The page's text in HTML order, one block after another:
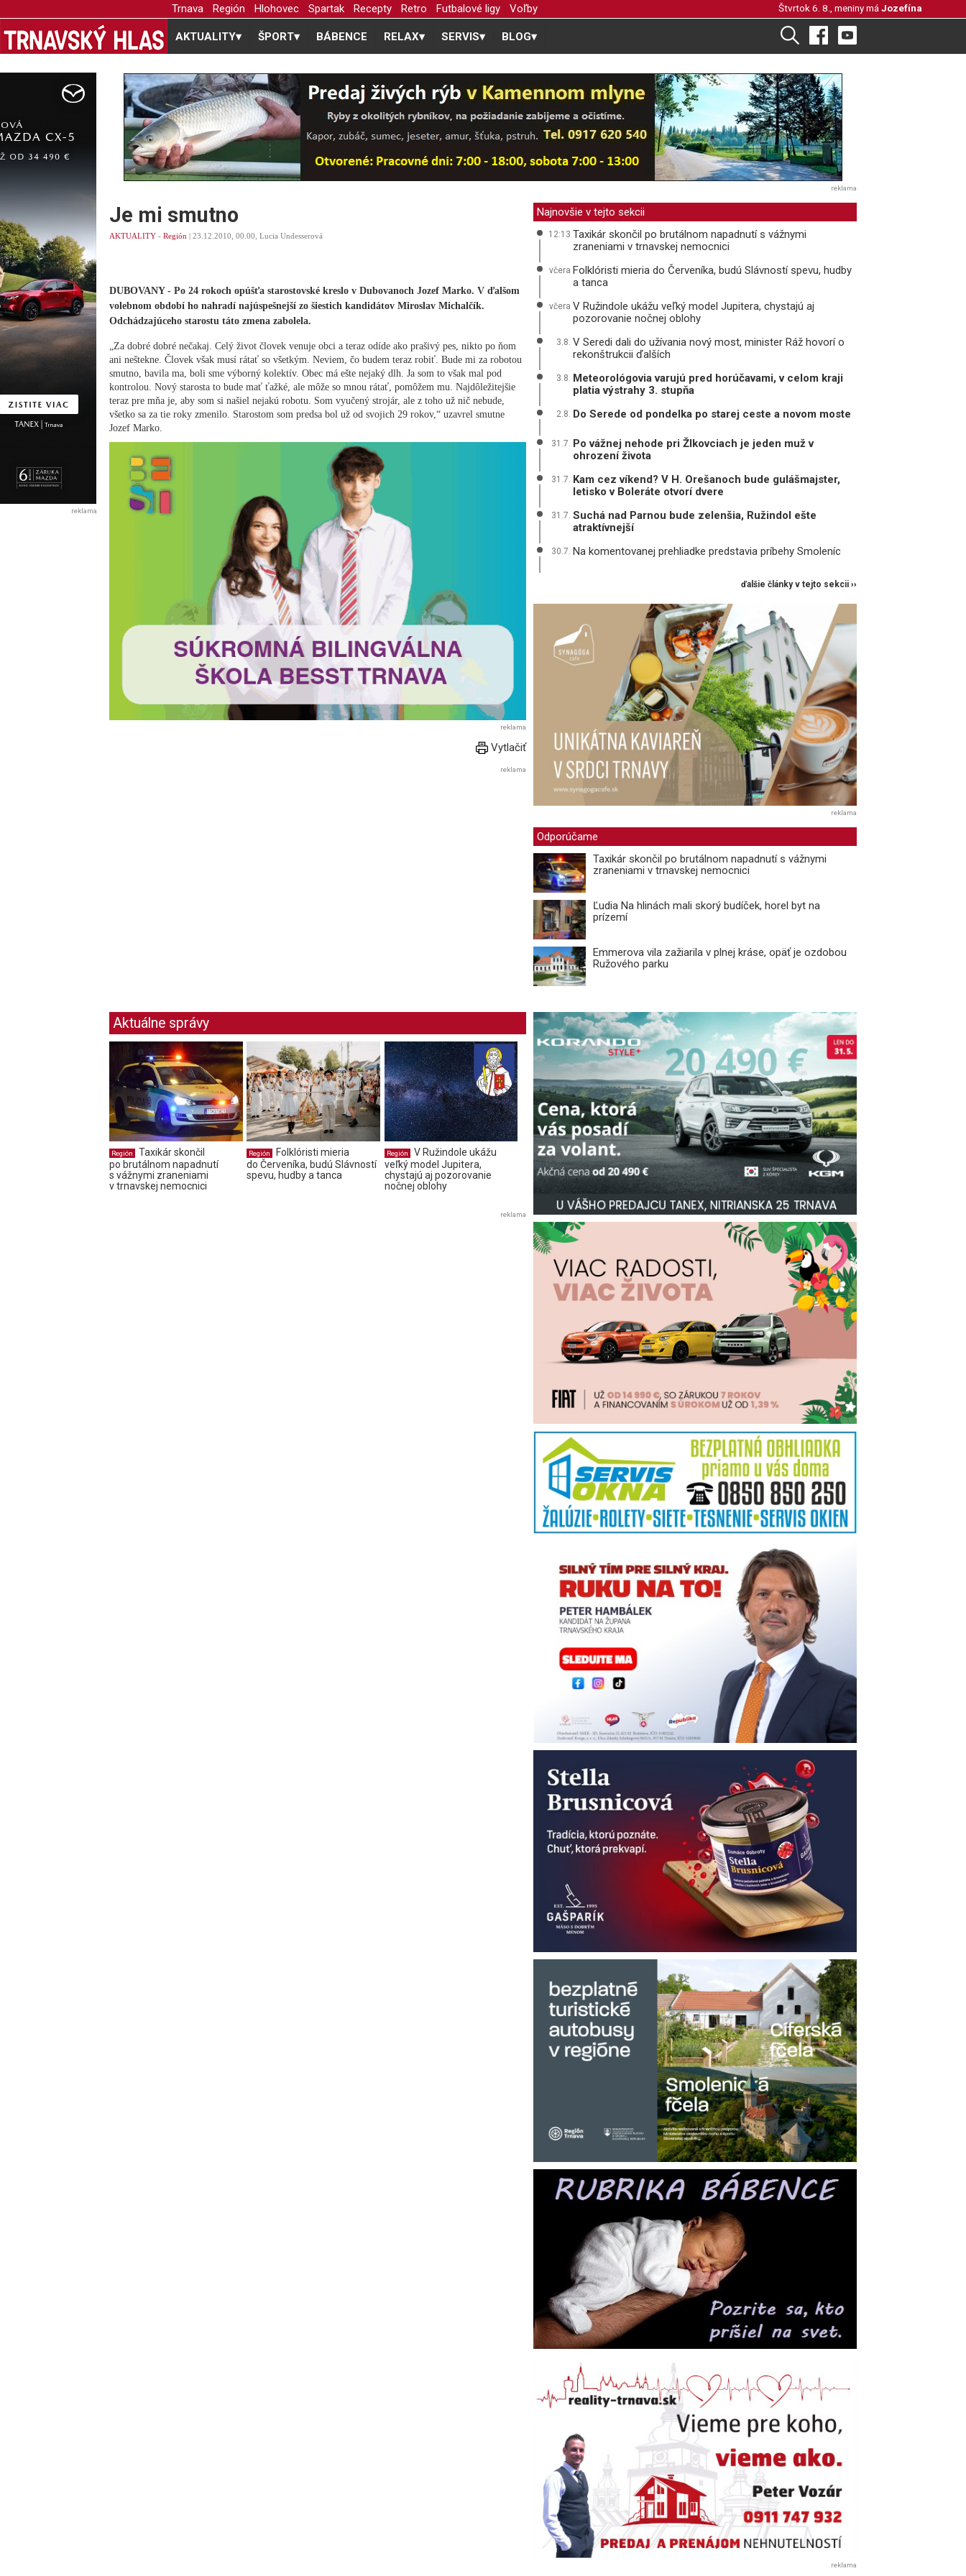
Trnava Región Hlohovec Spartak Recepty Retro Futbalové ligy Voľby Štvrtok 6. 8., meniny má Jozefína
AKTUALITY▾ ŠPORT▾ BÁBENCE RELAX▾ SERVIS▾ BLOG▾
reklama
Je mi smutno
AKTUALITY - Región | 23.12.2010, 00.00, Lucia Undesserová
DUBOVANY - Po 24 rokoch opúšťa starostovské kreslo v Dubovanoch Jozef Marko. V ďalšom
volebnom období ho nahradí najúspešnejší zo šiestich kandidátov Miroslav Michalčík.
Odchádzajúceho starostu táto zmena zabolela.
„Za dobré dobré nečakaj. Celý život človek venuje obci a teraz odíde ako prašivý pes, nikto po ňom
ani neštekne. Človek však musí rátať so všetkým. Neviem, čo budem teraz robiť. Bude mi za robotou
smutno, bavila ma, boli sme výborný kolektív. Obec má ešte nejaký dlh. Ja som to však mal pod
kontrolou. Nový starosta to bude mať ťažké, ale môže so mnou rátať, pomôžem mu. Najdôležitejšie
teraz pre mňa je, aby som si našiel nejakú robotu. Som vyučený strojár, ale z toho už nič nebude,
všetko sa za tie roky zmenilo. Starostom som predsa bol už od svojich 29 rokov,“ uzavrel smutne
Jozef Marko.
reklama
Vytlačiť
reklama
Aktuálne správy
Región
Taxikár skončil
po brutálnom napadnutí
s vážnymi zraneniami
v trnavskej nemocnici
Región
Folklóristi mieria
do Červeníka, budú Slávností
spevu, hudby a tanca
Región
V Ružindole ukážu
veľký model Jupitera,
chystajú aj pozorovanie
nočnej oblohy
reklama
Najnovšie v tejto sekcii
12:13 Taxikár skončil po brutálnom napadnutí s vážnymi
zraneniami v trnavskej nemocnici
včera Folklóristi mieria do Červeníka, budú Slávností spevu, hudby
a tanca
včera V Ružindole ukážu veľký model Jupitera, chystajú aj
pozorovanie nočnej oblohy
3.8. V Seredi dali do užívania nový most, minister Ráž hovorí o
rekonštrukcii ďalších
3.8. Meteorológovia varujú pred horúčavami, v celom kraji
platia výstrahy 3. stupňa
2.8. Do Serede od pondelka po starej ceste a novom moste
31.7. Po vážnej nehode pri Žlkovciach je jeden muž v
ohrození života
31.7. Kam cez víkend? V H. Orešanoch bude gulášmajster,
letisko v Boleráte otvorí dvere
31.7. Suchá nad Parnou bude zelenšia, Ružindol ešte
atraktívnejší
30.7. Na komentovanej prehliadke predstavia príbehy Smoleníc
ďalšie články v tejto sekcii ››
reklama
Odporúčame
Taxikár skončil po brutálnom napadnutí s vážnymi
zraneniami v trnavskej nemocnici
Ľudia Na hlinách mali skorý budíček, horel byt na
prízemí
Emmerova vila zažiarila v plnej kráse, opäť je ozdobou
Ružového parku
reklama
reklama